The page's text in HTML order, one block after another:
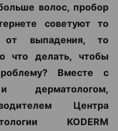
волос, пробор
советуют то
выпадения, то
что делать, чтобы
Вместе с
и дерматологом,
Центра
KODERM